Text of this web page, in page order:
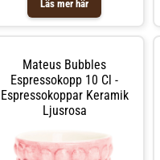
Läs mer här
variationer kan
förekomma.Tillverkad i
finns i olika färger.- Tidlöst,
minimalistiskt utseende.Skötselråd
för muggen- Frystålig.- Tål
mikrovågsugn.- Tål diskmaskin.
Shoppa Kaffekoppar och mer
Mateus Bubbles
Espressokopp 10 Cl -
Espressokoppar Keramik
Ljusrosa